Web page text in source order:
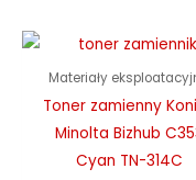
Materiały
Toner zamienny
Minolta Bizhub
Cyan TN-314C